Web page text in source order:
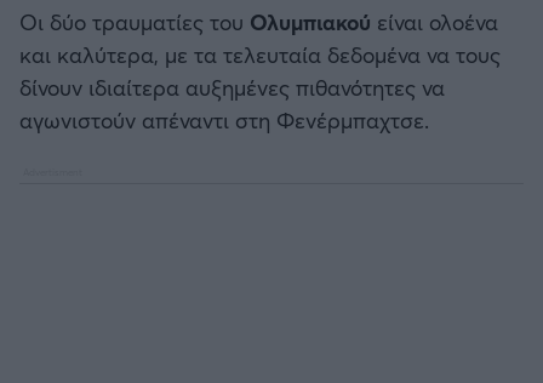
Ρεάλ Μαδρίτης
Ατλέτικο Μαδρίτης
Οι δύο τραυματίες του Ολυμπιακού είναι ολοένα
και καλύτερα, με τα τελευταία δεδομένα να τους
δίνουν ιδιαίτερα αυξημένες πιθανότητες να
αγωνιστούν απέναντι στη Φενέρμπαχτσε.